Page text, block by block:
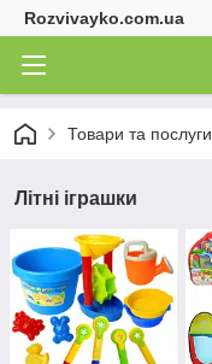
Rozvivayko.com.ua
Товари та послуги
Літні іграшки